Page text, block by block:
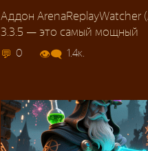
Аддон ArenaReplayWatcher
3.3.5 — это самый мощный
0 1.4к.